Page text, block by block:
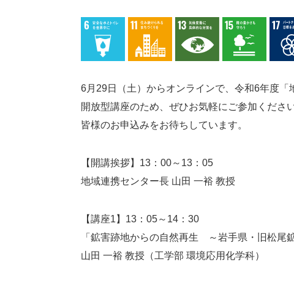
6月29日（土）からオンラインで、令和6年度「
開放型講座のため、ぜひお気軽にご参加ください
皆様のお申込みをお待ちしています。
【開講挨拶】13：00～13：05
地域連携センター長 山田 一裕 教授
【講座1】13：05～14：30
「鉱害跡地からの自然再生 ～岩手県・旧松尾
山田 一裕 教授（工学部 環境応用化学科）